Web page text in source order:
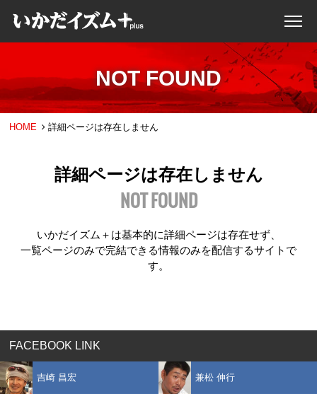
NOT FOUND
HOME 詳細ページは存在しません
詳細ページは存在しません
NOT FOUND
いかだイズム＋は基本的に詳細ページは存在せず、
一覧ページのみで完結できる情報のみを配信するサイトで
す。
FACEBOOK LINK
吉崎 昌宏 兼松 伸行